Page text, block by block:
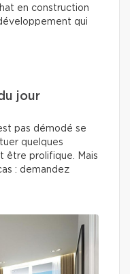
en construction
qui
jour
pas démodé se
quelques
être prolifique. Mais
: demandez